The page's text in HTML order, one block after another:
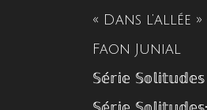
๑
« Dans l’allée
Faon Junial
𝕊𝕖́𝕣𝕚𝕖